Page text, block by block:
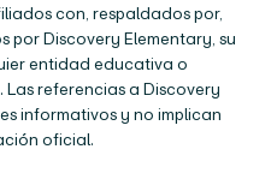
con, respaldados por,
porDiscovery Elementary, su
entidad educativa o
referencias a Discovery
informativos y no implican
oficial.